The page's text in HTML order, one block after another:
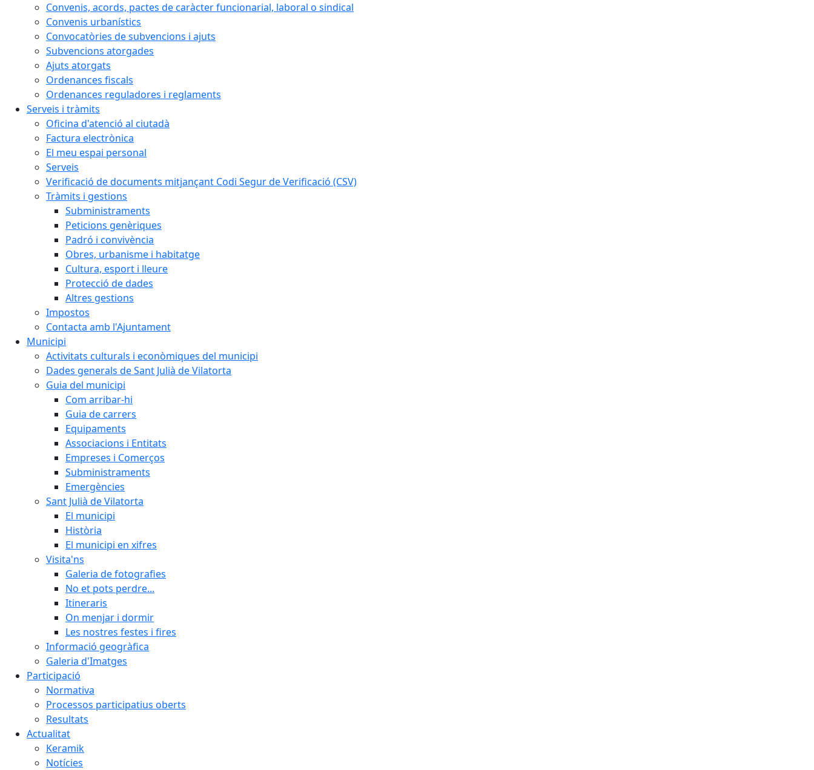
Convenis, acords, pactes de caràcter funcionarial, laboral o sindical
Convenis urbanístics
Convocatòries de subvencions i ajuts
Subvencions atorgades
Ajuts atorgats
Ordenances fiscals
Ordenances reguladores i reglaments
Serveis i tràmits
Oficina d'atenció al ciutadà
Factura electrònica
El meu espai personal
Serveis
Verificació de documents mitjançant Codi Segur de Verificació (CSV)
Tràmits i gestions
Subministraments
Peticions genèriques
Padró i convivència
Obres, urbanisme i habitatge
Cultura, esport i lleure
Protecció de dades
Altres gestions
Impostos
Contacta amb l'Ajuntament
Municipi
Activitats culturals i econòmiques del municipi
Dades generals de Sant Julià de Vilatorta
Guia del municipi
Com arribar-hi
Guia de carrers
Equipaments
Associacions i Entitats
Empreses i Comerços
Subministraments
Emergències
Sant Julià de Vilatorta
El municipi
Història
El municipi en xifres
Visita'ns
Galeria de fotografies
No et pots perdre...
Itineraris
On menjar i dormir
Les nostres festes i fires
Informació geogràfica
Galeria d'Imatges
Participació
Normativa
Processos participatius oberts
Resultats
Actualitat
Keramik
Notícies